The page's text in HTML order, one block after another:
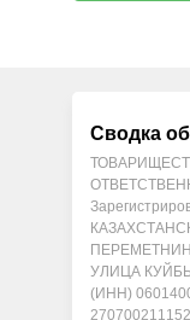
Сводка
УЛИЦА КУЙБЫШЕВА,
(ИНН) 060140008108,
270700211152